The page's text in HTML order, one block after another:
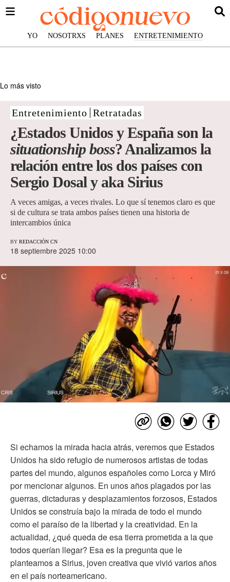
YO NOSOTRXS PLANES ENTRETENIMIENTO
Lo más visto
Entretenimiento Retratadas
¿Estados Unidos y España son la
situationship boss? Analizamos la
relación entre los dos países con
Sergio Dosal y aka Sirius
A veces amigas, a veces rivales. Lo que sí tenemos claro es que
si de cultura se trata ambos países tienen una historia de
intercambios única
BY REDACCIÓN CN
18 septiembre 2025 10:00
Si echamos la mirada hacia atrás, veremos que Estados
Unidos ha sido refugio de numerosos artistas de todas
partes del mundo, algunos españoles como Lorca y Miró
por mencionar algunos. En unos años plagados por las
guerras, dictaduras y desplazamientos forzosos, Estados
Unidos se construía bajo la mirada de todo el mundo
como el paraíso de la libertad y la creatividad. En la
actualidad, ¿qué queda de esa tierra prometida a la que
todos querían llegar? Esa es la pregunta que le
planteamos a Sirius, joven creativa que vivió varios años
en el país norteamericano.